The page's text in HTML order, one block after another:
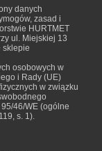
danych
zasad i
HURTMET
ul. Miejskiej 13
sklepie
osobowych w
i Rady (UE)
w związku
46/WE (ogólne
s. 1).